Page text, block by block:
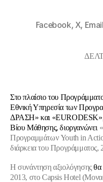
Facebook,X,
Στο πλαίσιο του
Εθνική Υπηρεσία των
ΔΡΑΣΗ» και «EURODESK»,
Βίου Μάθησης, διοργανώνει
Προγραμμάτων Youth in
διάρκεια του Προγράμματος,
Η συνάντηση αξιολόγησηςθα
2013, στο Capsis Hotel